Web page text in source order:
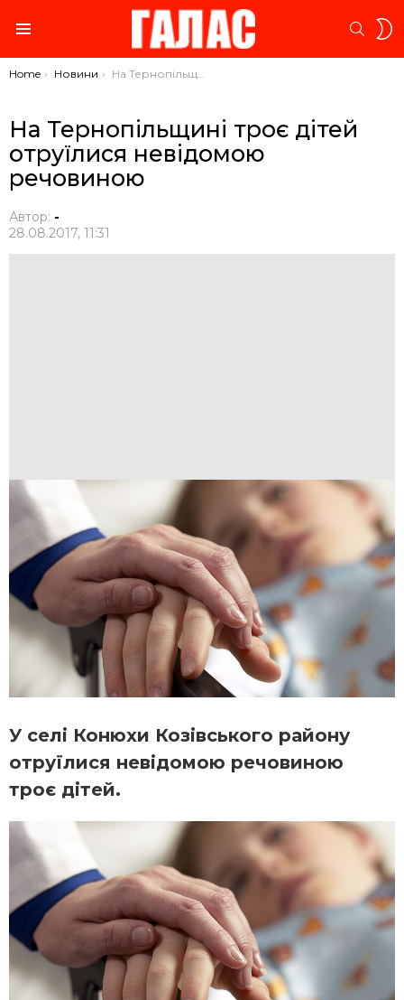
You are here:
Home Новини На Тернопільщині троє дітей отруїлися невідомою речовиною
На Тернопільщині троє дітей
отруїлися невідомою
речовиною
Автор: -
28.08.2017, 11:31
У селі Конюхи Козівського району
отруїлися невідомою речовиною
троє дітей.